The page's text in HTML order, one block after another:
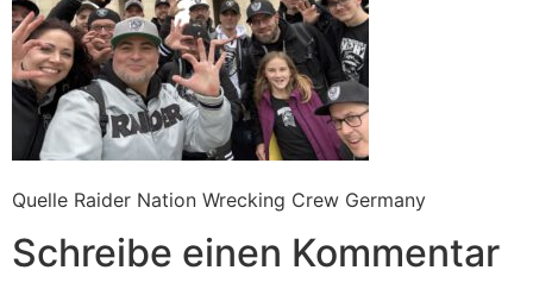
Quelle Raider Nation Wrecking Crew Germany
Schreibe einen Kommentar